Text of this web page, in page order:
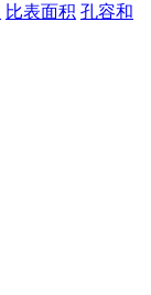
比表面积 孔容和